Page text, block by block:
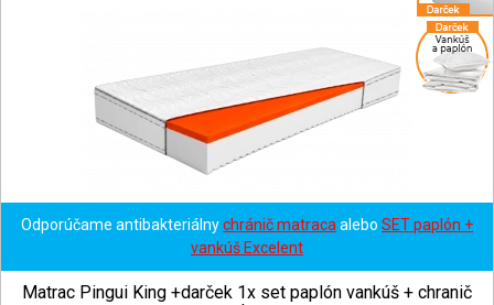
Odporúčame antibakteriálnychránič matraca alebo SET paplón +
vankúš Excelent
Matrac Pingui King +darček 1x set paplón vankúš + chranič